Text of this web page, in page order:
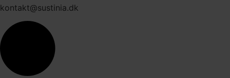
kontakt@sustinia.dk